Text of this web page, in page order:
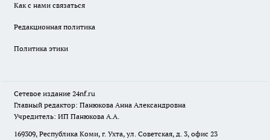
Как с нами связаться
Редакционная политика
Политика этики
Сетевое издание 24nf.ru
Главный редактор: Панюкова Анна Александровна
Учредитель: ИП Панюкова А.А.
169309, Республика Коми, г. Ухта, ул. Советская, д. 3, офис 23